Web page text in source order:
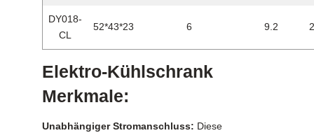
DY018-
CL
52*43*23 6 9.2
Elektro-Kühlschrank
Merkmale:
Unabhängiger Stromanschluss: Diese